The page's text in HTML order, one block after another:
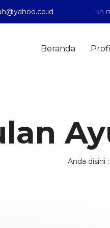
1 Pontianak telah
Beranda Profil
Anda disini :